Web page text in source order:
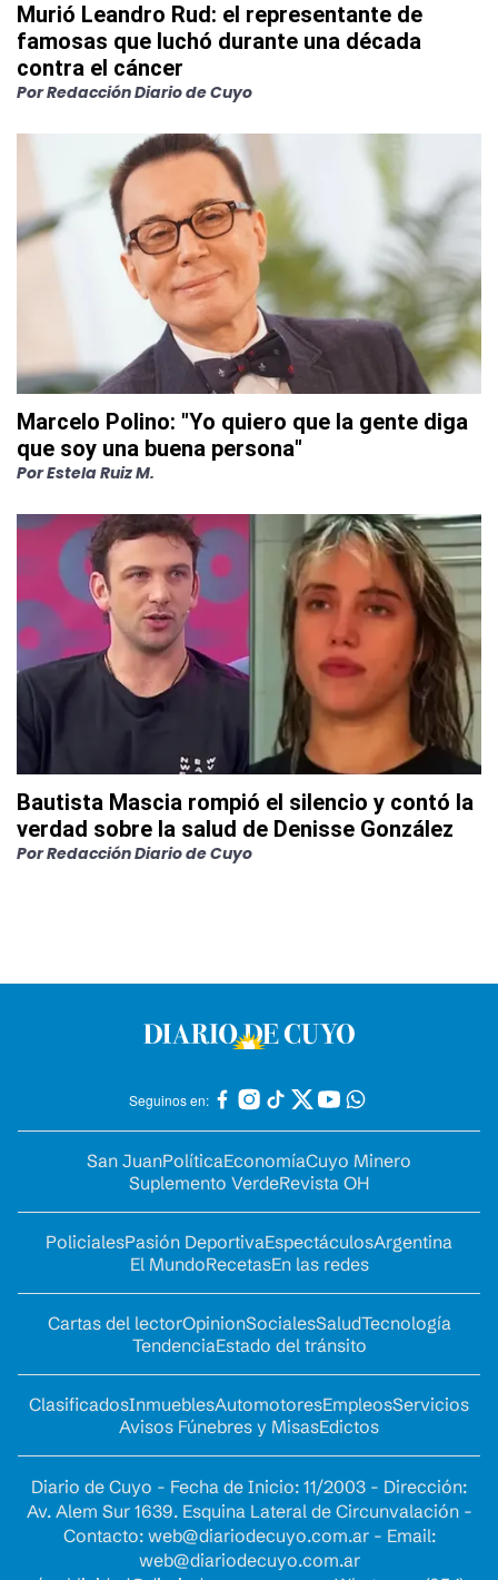
Murió Leandro Rud: el representante de
famosas que luchó durante una década
contra el cáncer
PorRedacción Diario de Cuyo
Marcelo Polino: "Yo quiero que la gente diga
que soy una buena persona"
PorEstela Ruiz M.
Bautista Mascia rompió el silencio y contó la
verdad sobre la salud de Denisse González
PorRedacción Diario de Cuyo
Seguinos en:
San JuanPolíticaEconomíaCuyo Minero
Suplemento VerdeRevista OH
PolicialesPasión DeportivaEspectáculosArgentina
El MundoRecetasEn las redes
Cartas del lectorOpinionSocialesSaludTecnología
TendenciaEstado del tránsito
ClasificadosInmueblesAutomotoresEmpleosServicios
Avisos Fúnebres y MisasEdictos
Diario de Cuyo - Fecha de Inicio: 11/2003 - Dirección:
Av. Alem Sur 1639. Esquina Lateral de Circunvalación -
Contacto: web@diariodecuyo.com.ar- Email:
web@diariodecuyo.com.ar